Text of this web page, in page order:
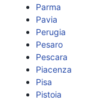
Parma
Pavia
Perugia
Pesaro
Pescara
Piacenza
Pisa
Pistoia